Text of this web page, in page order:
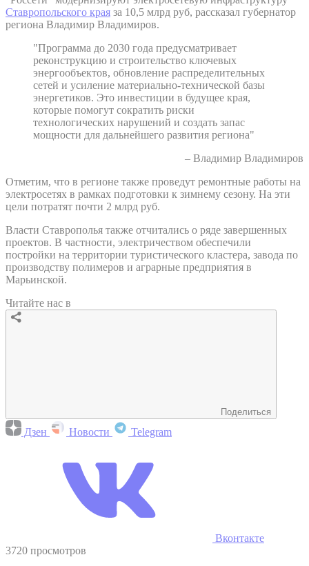
Ставропольского края за 10,5 млрд руб, рассказал губернатор
региона Владимир Владимиров.
"Программа до 2030 года предусматривает
реконструкцию и строительство ключевых
энергообъектов, обновление распределительных
сетей и усиление материально-технической базы
энергетиков. Это инвестиции в будущее края,
которые помогут сократить риски
технологических нарушений и создать запас
мощности для дальнейшего развития региона"
– Владимир Владимиров
Отметим, что в регионе также проведут ремонтные работы на
электросетях в рамках подготовки к зимнему сезону. На эти
цели потратят почти 2 млрд руб.
Власти Ставрополья также отчитались о ряде завершенных
проектов. В частности, электричеством обеспечили
постройки на территории туристического кластера, завода по
производству полимеров и аграрные предприятия в
Марьинской.
Читайте нас в
Поделиться
Дзен Новости Telegram
Вконтакте
3720 просмотров